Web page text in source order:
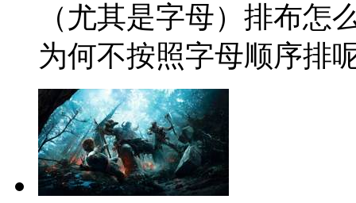
（尤其是字母）排布怎
为何不按照字母顺序